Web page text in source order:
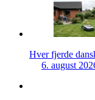
Hver fjerde
6. august